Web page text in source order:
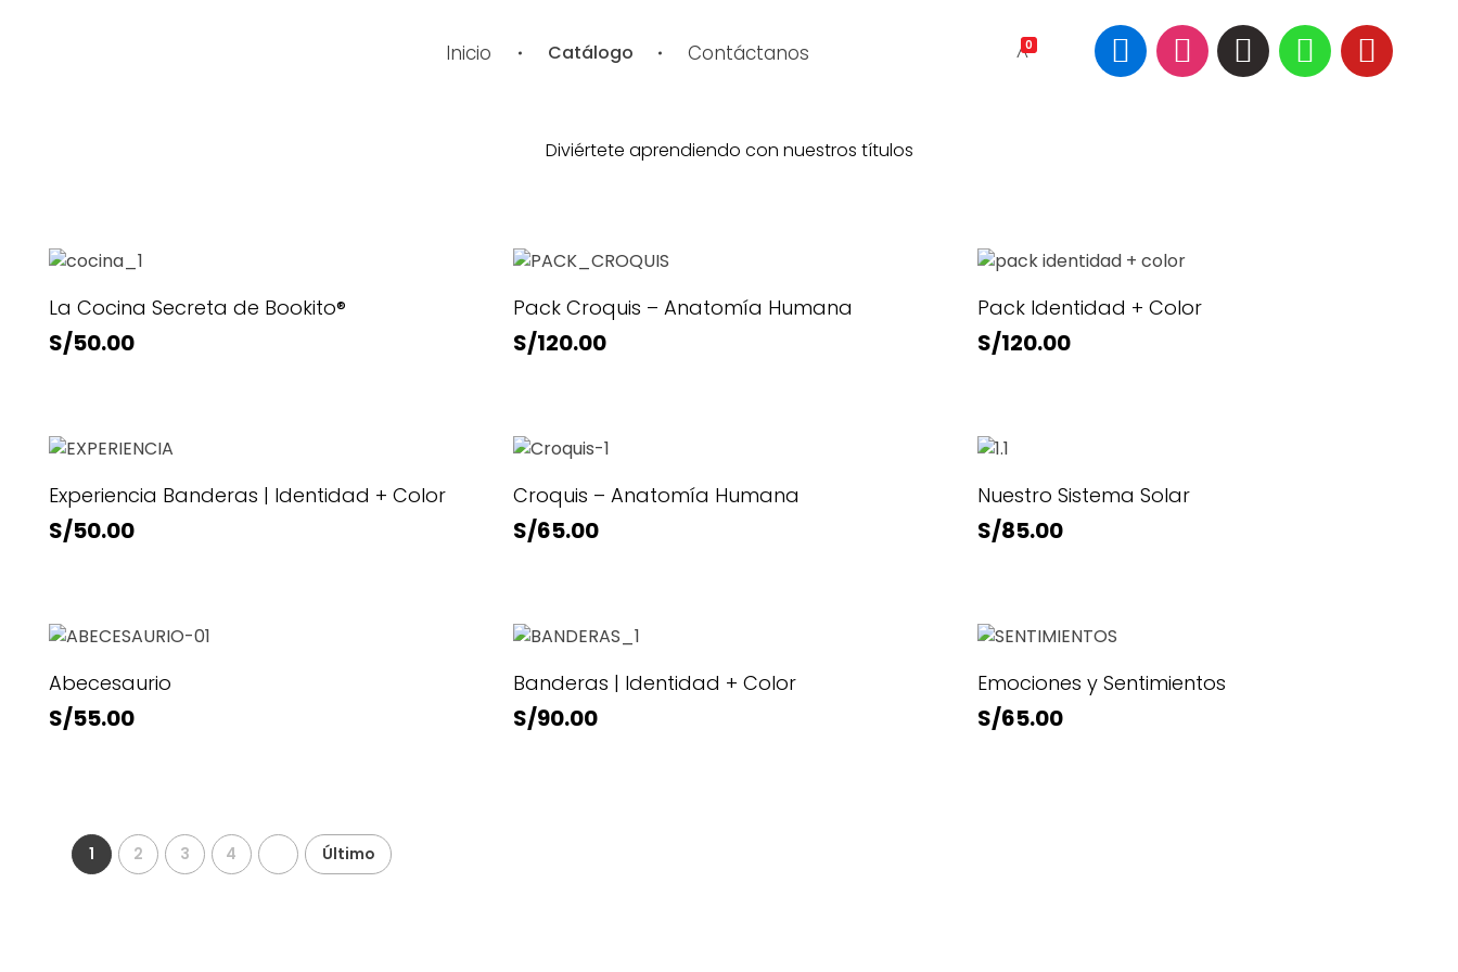
Inicio Catálogo Contáctanos 0
Diviértete aprendiendo con nuestros títulos
La Cocina Secreta de Bookito®
S/50.00
Pack Croquis – Anatomía Humana
S/120.00
Pack Identidad + Color
S/120.00
Experiencia Banderas | Identidad + Color
S/50.00
Croquis – Anatomía Humana
S/65.00
Nuestro Sistema Solar
S/85.00
Abecesaurio
S/55.00
Banderas | Identidad + Color
S/90.00
Emociones y Sentimientos
S/65.00
1 2 3 4 Último